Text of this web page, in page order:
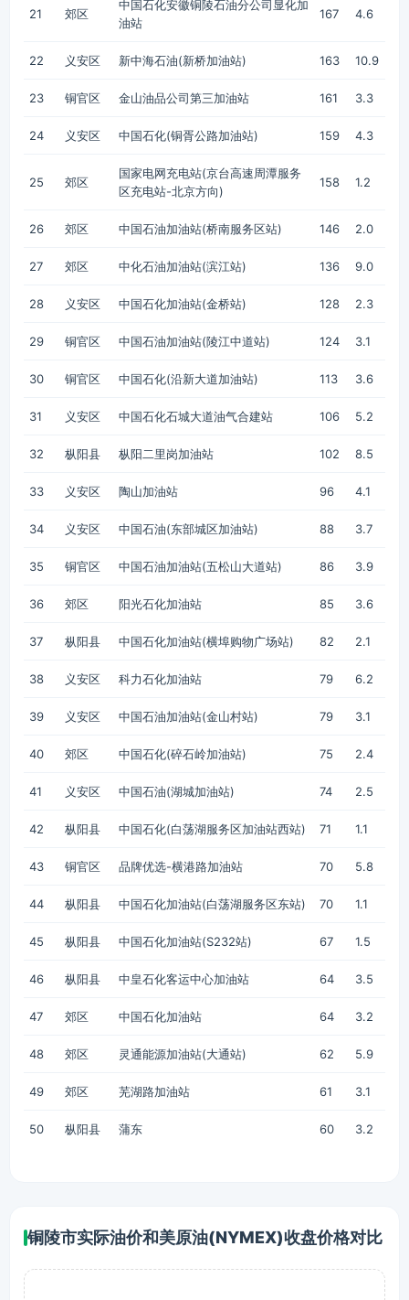
21 郊区
中国石化安徽铜陵石油分公司显化加
油站
167 4.6
22 义安区 新中海石油(新桥加油站) 163 10.9
23 铜官区 金山油品公司第三加油站 161 3.3
24 义安区 中国石化(铜胥公路加油站) 159 4.3
25 郊区
国家电网充电站(京台高速周潭服务
区充电站-北京方向)
158 1.2
26 郊区 中国石油加油站(桥南服务区站) 146 2.0
27 郊区 中化石油加油站(滨江站) 136 9.0
28 义安区 中国石化加油站(金桥站) 128 2.3
29 铜官区 中国石油加油站(陵江中道站) 124 3.1
30 铜官区 中国石化(沿新大道加油站) 113 3.6
31 义安区 中国石化石城大道油气合建站 106 5.2
32 枞阳县 枞阳二里岗加油站 102 8.5
33 义安区 陶山加油站 96 4.1
34 义安区 中国石油(东部城区加油站) 88 3.7
35 铜官区 中国石油加油站(五松山大道站) 86 3.9
36 郊区 阳光石化加油站 85 3.6
37 枞阳县 中国石化加油站(横埠购物广场站) 82 2.1
38 义安区 科力石化加油站 79 6.2
39 义安区 中国石油加油站(金山村站) 79 3.1
40 郊区 中国石化(碎石岭加油站) 75 2.4
41 义安区 中国石油(湖城加油站) 74 2.5
42 枞阳县 中国石化(白荡湖服务区加油站西站) 71 1.1
43 铜官区 品牌优选-横港路加油站 70 5.8
44 枞阳县 中国石化加油站(白荡湖服务区东站) 70 1.1
45 枞阳县 中国石化加油站(S232站) 67 1.5
46 枞阳县 中皇石化客运中心加油站 64 3.5
47 郊区 中国石化加油站 64 3.2
48 郊区 灵通能源加油站(大通站) 62 5.9
49 郊区 芜湖路加油站 61 3.1
50 枞阳县 蒲东 60 3.2
铜陵市实际油价和美原油(NYMEX)收盘价格对比